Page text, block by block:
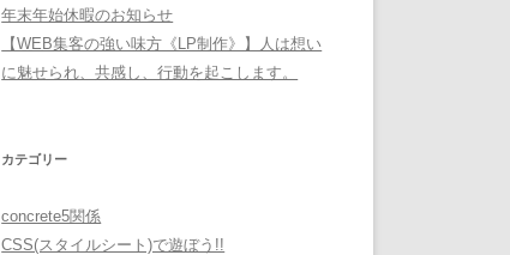
年末年始休暇のお知らせ
【WEB集客の強い味方《LP制作》】人は想い
に魅せられ、共感し、行動を起こします。
カテゴリー
concrete5関係
CSS(スタイルシート)で遊ぼう!!